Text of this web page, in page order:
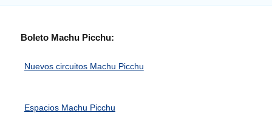
Boleto Machu Picchu:
Nuevos circuitos Machu Picchu
Espacios Machu Picchu